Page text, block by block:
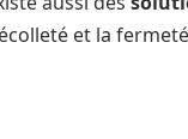
et la